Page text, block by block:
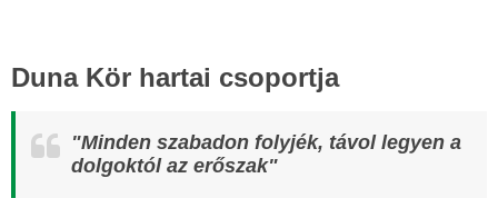
Duna Kör hartai csoportja
"Minden szabadon folyjék, távol legyen a
dolgoktól az erőszak"